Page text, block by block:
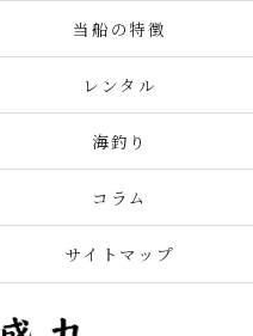
当船の特徴
レンタル
海釣り
コラム
サイトマップ